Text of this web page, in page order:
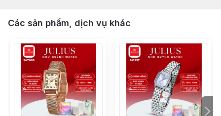
Các sản phẩm, dịch vụ khác